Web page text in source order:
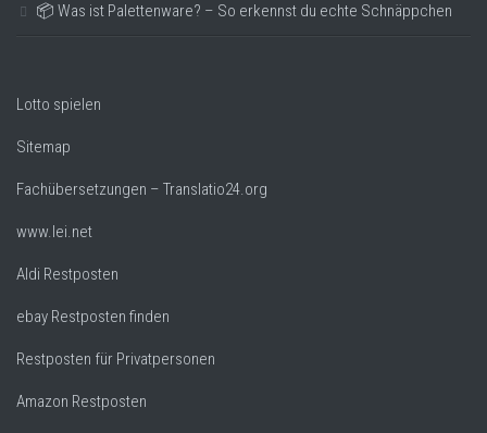
📦 Was ist Palettenware? – So erkennst du echte Schnäppchen
Lotto spielen
Sitemap
Fachübersetzungen – Translatio24.org
www.lei.net
Aldi Restposten
ebay Restposten finden
Restposten für Privatpersonen
Amazon Restposten